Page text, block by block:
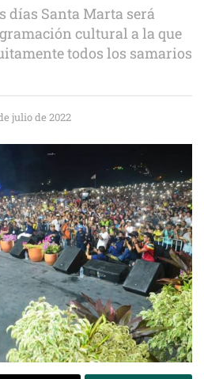
días Santa Marta será
cultural a la que
todos los samarios
julio de 2022